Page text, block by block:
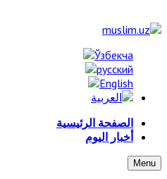
الصفحة الرئيسية
أخبار اليوم
Menu